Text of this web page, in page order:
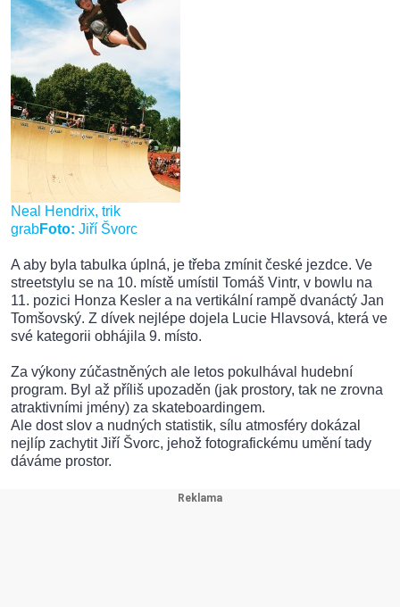
Neal Hendrix, trik
grabFoto: Jiří Švorc
A aby byla tabulka úplná, je třeba zmínit české jezdce. Ve
streetstylu se na 10. místě umístil Tomáš Vintr, v bowlu na
11. pozici Honza Kesler a na vertikální rampě dvanáctý Jan
Tomšovský. Z dívek nejlépe dojela Lucie Hlavsová, která ve
své kategorii obhájila 9. místo.
Za výkony zúčastněných ale letos pokulhával hudební
program. Byl až příliš upozaděn (jak prostory, tak ne zrovna
atraktivními jmény) za skateboardingem.
Ale dost slov a nudných statistik, sílu atmosféry dokázal
nejlíp zachytit Jiří Švorc, jehož fotografickému umění tady
dáváme prostor.